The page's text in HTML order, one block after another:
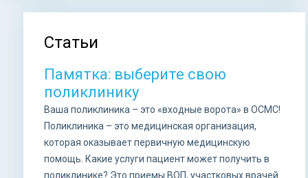
Вы здесь
Статьи
Памятка: выберите свою
поликлинику
Ваша поликлиника – это «входные ворота» в ОСМС!
Поликлиника – это медицинская организация,
которая оказывает первичную медицинскую
помощь. Какие услуги пациент может получить в
поликлинике? Это приемы ВОП, участковых врачей